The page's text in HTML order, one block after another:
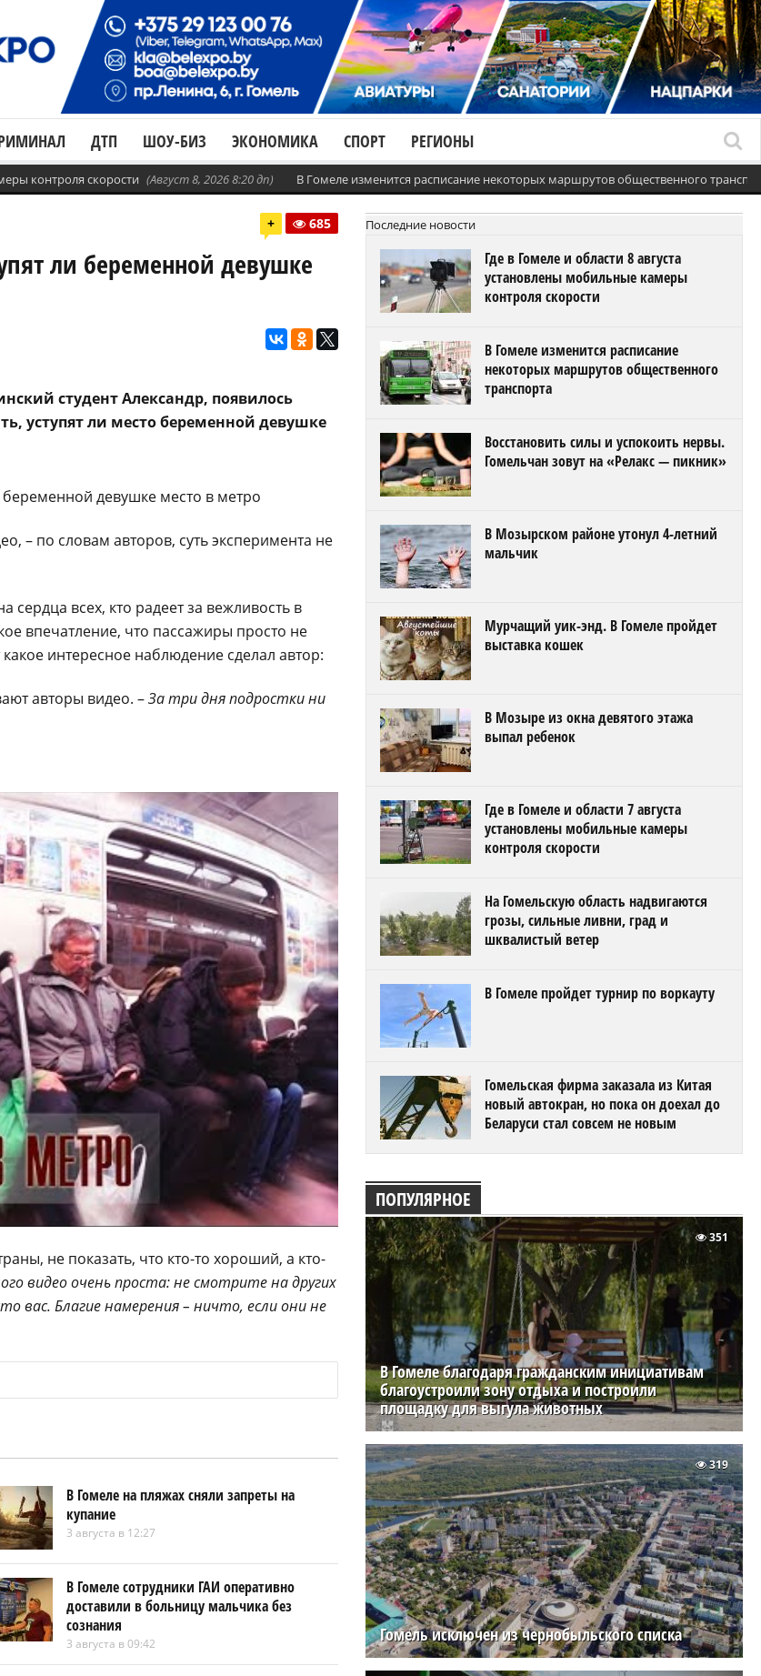
ДТП ШОУ-БИЗ ЭКОНОМИКА СПОРТ РЕГИОНЫ
контроля скорости (Август 8, 2026 8:20 дп) В Гомеле изменится расписание некоторых маршрутов общественного
+ 685
ли беременной девушке
студент Александр, появилось
уступят ли место беременной девушке
– по словам авторов, суть эксперимента не
всех, кто радеет за вежливость в
впечатление, что пассажиры просто не
интересное наблюдение сделал автор:
авторы видео. –За три дня подростки ни
не показать, что кто-то хороший, а кто-
видео очень проста: не смотрите на других
Благие намерения – ничто, если они не
В Гомеле на пляжах сняли запреты на
купание
3 августа в 12:27
В Гомеле сотрудники ГАИ оперативно
доставили в больницу мальчика без
сознания
3 августа в 09:42
Последние новости
Где в Гомеле и области 8 августа
установлены мобильные камеры
контроля скорости
В Гомеле изменится расписание
некоторых маршрутов общественного
транспорта
Восстановить силы и успокоить нервы.
Гомельчан зовут на «Релакс — пикник»
В Мозырском районе утонул 4-летний
мальчик
Мурчащий уик-энд. В Гомеле пройдет
выставка кошек
В Мозыре из окна девятого этажа
выпал ребенок
Где в Гомеле и области 7 августа
установлены мобильные камеры
контроля скорости
На Гомельскую область надвигаются
грозы, сильные ливни, град и
шквалистый ветер
В Гомеле пройдет турнир по воркауту
Гомельская фирма заказала из Китая
новый автокран, но пока он доехал до
Беларуси стал совсем не новым
ПОПУЛЯРНОЕ
В Гомеле благодаря гражданским инициативам
благоустроили зону отдыха и построили
площадку для выгула животных
351
Гомель исключен из чернобыльского списка
319